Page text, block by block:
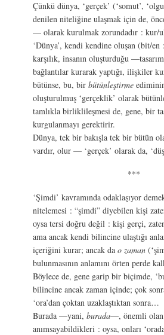
Çünkü dünya, ‘gerçek’ (‘somut’,
denilen niteliğine ulaşmak için de,
— olarak kurulmak zorundadır : kur/
‘Dünya’, kendi kendine oluşan (bit/en :
karşılık, insanın oluşturduğu
bağlantılar kurarak yaptığı, ilişkiler
bütünse, bu, bir bütünleştirme
oluşturulmuş ‘gerçeklik’ olarak
tamlıkla birliklileşmesi de, gene, bir
kurgulanmayı gerektirir.
Dünya, tek bir bakışla tek bir bütün
vardır, olur — ‘gerçek’ olarak da,
***
‘Şimdi’ kavramında odaklaşıyor
nitelemesi : “şimdi” diyebilen kişi
oysa tersi doğru değil : kişi gerçi,
ama ancak kendi bilincine ulaştığı
içeriğini kurar; ancak da o zaman
bulunmasının anlamını örten perde
Böylece de, gene garip bir biçimde,
bilincine ancak zaman içinde; çok
‘ora’dan çoktan uzaklaştıktan sonra…
Burada —yani, burada—, önemli
anımsayabildikleri : oysa, onları